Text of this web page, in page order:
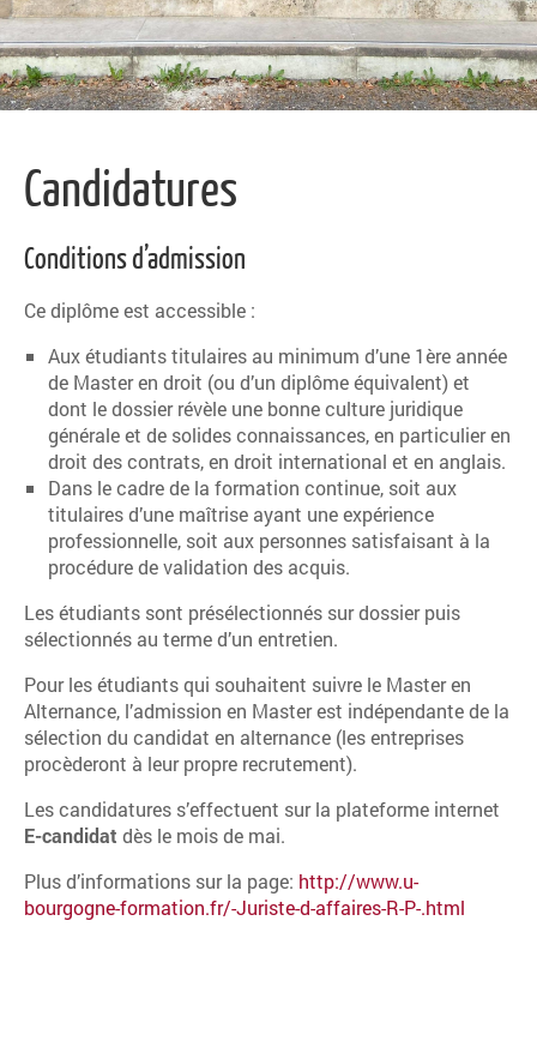
Candidatures
Conditions d’admission
Ce diplôme est accessible :
Aux étudiants titulaires au minimum d’une 1ère année
de Master en droit (ou d’un diplôme équivalent) et
dont le dossier révèle une bonne culture juridique
générale et de solides connaissances, en particulier en
droit des contrats, en droit international et en anglais.
Dans le cadre de la formation continue, soit aux
titulaires d’une maîtrise ayant une expérience
professionnelle, soit aux personnes satisfaisant à la
procédure de validation des acquis.
Les étudiants sont présélectionnés sur dossier puis
sélectionnés au terme d’un entretien.
Pour les étudiants qui souhaitent suivre le Master en
Alternance, l’admission en Master est indépendante de la
sélection du candidat en alternance (les entreprises
procèderont à leur propre recrutement).
Les candidatures s’effectuent sur la plateforme internet
E-candidat dès le mois de mai.
Plus d’informations sur la page: http://www.u-
bourgogne-formation.fr/-Juriste-d-affaires-R-P-.html